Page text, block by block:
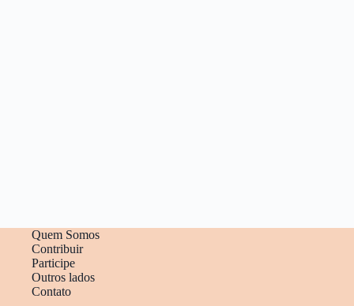
Quem Somos
Contribuir
Participe
Outros lados
Contato